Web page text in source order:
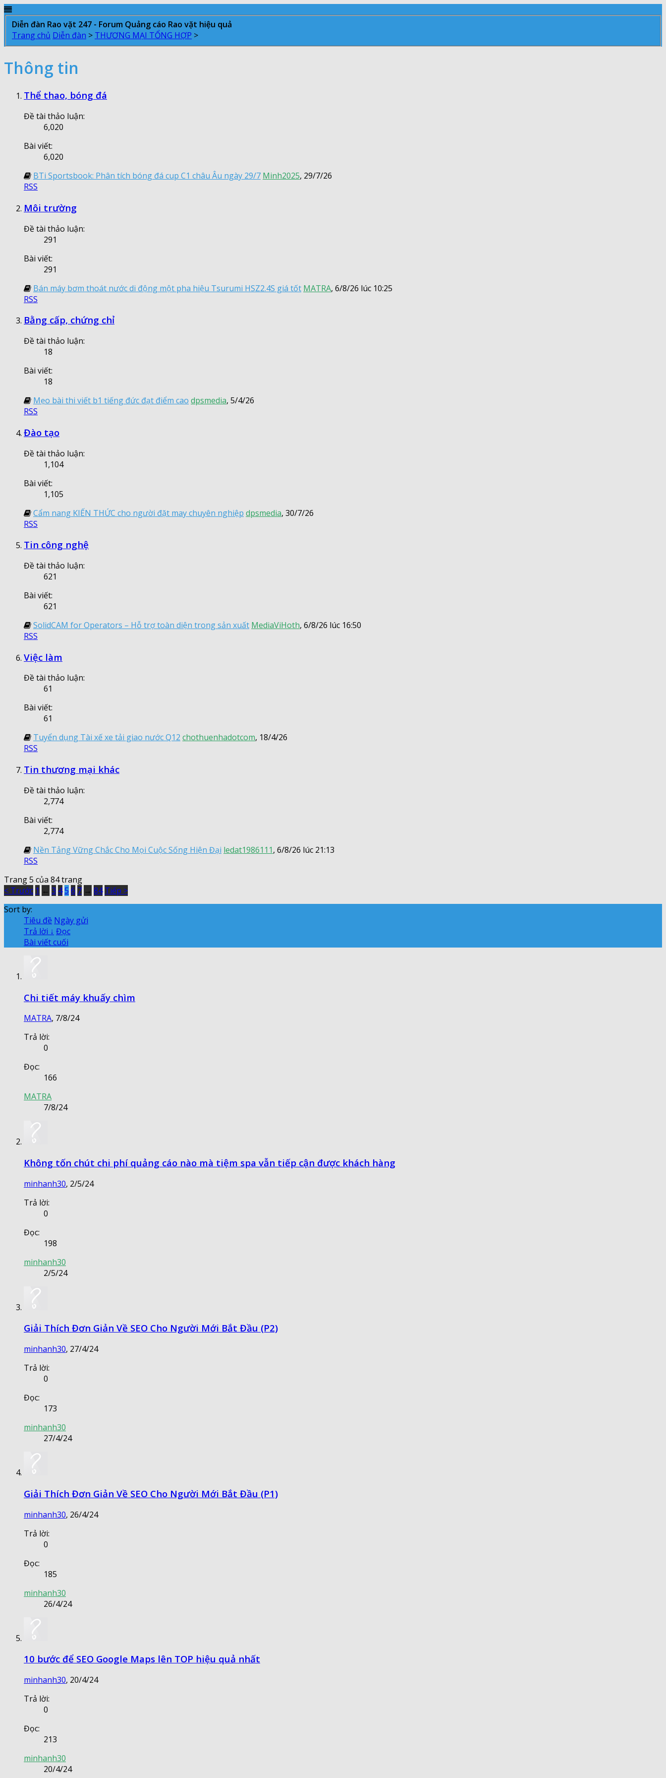
Diễn đàn Rao vặt 247 - Forum Quảng cáo Rao vặt hiệu quả
Trang chủ Diễn đàn > THƯƠNG MẠI TỔNG HỢP >
Thông tin
Thể thao, bóng đá
Đề tài thảo luận:
6,020
Bài viết:
6,020
BTi Sportsbook: Phân tích bóng đá cup C1 châu Âu ngày 29/7 Minh2025, 29/7/26
RSS
Môi trường
Đề tài thảo luận:
291
Bài viết:
291
Bán máy bơm thoát nước di động một pha hiệu Tsurumi HSZ2.4S giá tốt MATRA, 6/8/26 lúc 10:25
RSS
Bằng cấp, chứng chỉ
Đề tài thảo luận:
18
Bài viết:
18
Mẹo bài thi viết b1 tiếng đức đạt điểm cao dpsmedia, 5/4/26
RSS
Đào tạo
Đề tài thảo luận:
1,104
Bài viết:
1,105
Cẩm nang KIẾN THỨC cho người đặt may chuyên nghiệp dpsmedia, 30/7/26
RSS
Tin công nghệ
Đề tài thảo luận:
621
Bài viết:
621
SolidCAM for Operators – Hỗ trợ toàn diện trong sản xuất MediaViHoth, 6/8/26 lúc 16:50
RSS
Việc làm
Đề tài thảo luận:
61
Bài viết:
61
Tuyển dụng Tài xế xe tải giao nước Q12 chothuenhadotcom, 18/4/26
RSS
Tin thương mại khác
Đề tài thảo luận:
2,774
Bài viết:
2,774
Nền Tảng Vững Chắc Cho Mọi Cuộc Sống Hiện Đại ledat1986111, 6/8/26 lúc 21:13
RSS
Trang 5 của 84 trang
< Trước 1 ← 3 45 6 7 → 84 Tiếp >
Sort by:
Tiêu đề Ngày gửi
Trả lời ↓ Đọc
Bài viết cuối
Chi tiết máy khuấy chìm
MATRA, 7/8/24
Trả lời:
0
Đọc:
166
MATRA
7/8/24
Không tốn chút chi phí quảng cáo nào mà tiệm spa vẫn tiếp cận được khách hàng
minhanh30, 2/5/24
Trả lời:
0
Đọc:
198
minhanh30
2/5/24
Giải Thích Đơn Giản Về SEO Cho Người Mới Bắt Đầu (P2)
minhanh30, 27/4/24
Trả lời:
0
Đọc:
173
minhanh30
27/4/24
Giải Thích Đơn Giản Về SEO Cho Người Mới Bắt Đầu (P1)
minhanh30, 26/4/24
Trả lời:
0
Đọc:
185
minhanh30
26/4/24
10 bước để SEO Google Maps lên TOP hiệu quả nhất
minhanh30, 20/4/24
Trả lời:
0
Đọc:
213
minhanh30
20/4/24